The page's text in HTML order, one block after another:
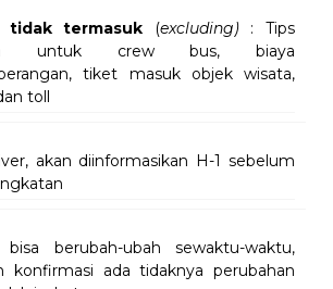
tidak termasuk (excluding) : Tips
untuk crew bus, biaya
tiket masuk objek wisata,
toll
akan diinformasikan H-1 sebelum
bisa berubah-ubah sewaktu-waktu,
konfirmasi ada tidaknya perubahan